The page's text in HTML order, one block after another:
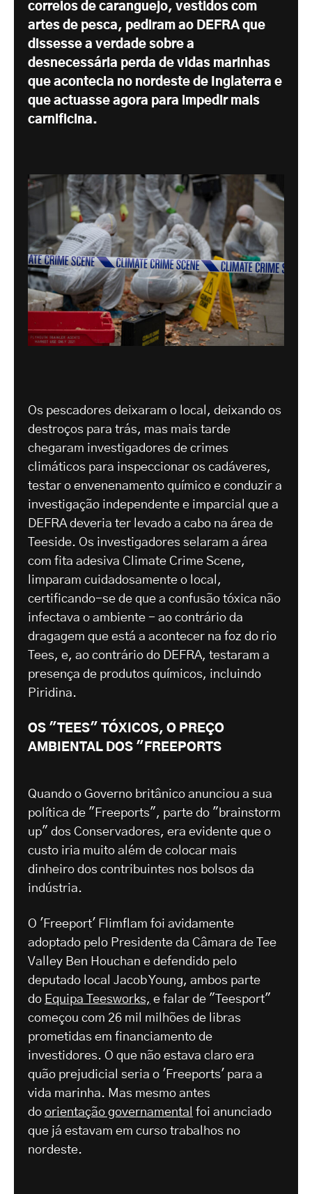
correios de caranguejo, vestidos com
artes de pesca, pediram ao DEFRA que
dissesse a verdade sobre a
desnecessária perda de vidas marinhas
que acontecia no nordeste de Inglaterra e
que actuasse agora para impedir mais
carnificina.
Os pescadores deixaram o local, deixando os
destroços para trás, mas mais tarde
chegaram investigadores de crimes
climáticos para inspeccionar os cadáveres,
testar o envenenamento químico e conduzir a
investigação independente e imparcial que a
DEFRA deveria ter levado a cabo na área de
Teeside. Os investigadores selaram a área
com fita adesiva Climate Crime Scene,
limparam cuidadosamente o local,
certificando-se de que a confusão tóxica não
infectava o ambiente - ao contrário da
dragagem que está a acontecer na foz do rio
Tees, e, ao contrário do DEFRA, testaram a
presença de produtos químicos, incluindo
Piridina.
OS "TEES" TÓXICOS, O PREÇO
AMBIENTAL DOS "FREEPORTS
Quando o Governo britânico anunciou a sua
política de "Freeports", parte do "brainstorm
up" dos Conservadores, era evidente que o
custo iria muito além de colocar mais
dinheiro dos contribuintes nos bolsos da
indústria.
O 'Freeport' Flimflam foi avidamente
adoptado pelo Presidente da Câmara de Tee
Valley Ben Houchan e defendido pelo
deputado local Jacob Young, ambos parte
do Equipa Teesworks, e falar de "Teesport"
começou com 26 mil milhões de libras
prometidas em financiamento de
investidores. O que não estava claro era
quão prejudicial seria o 'Freeports' para a
vida marinha. Mas mesmo antes
do orientação governamental foi anunciado
que já estavam em curso trabalhos no
nordeste.